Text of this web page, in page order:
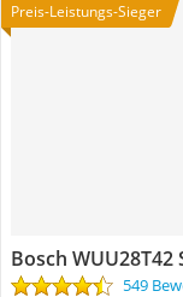
Preis-Leistungs-Sieger
Bosch WUU28T42
549